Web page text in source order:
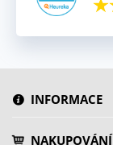
INFORMACE
NAKUPOVÁNÍ